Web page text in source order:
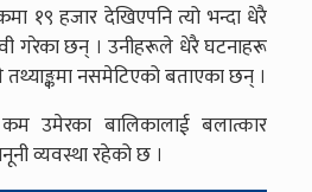
१९ हजार देखिएपनि त्यो भन्दा धेरै
गरेका छन् । उनीहरूले धेरै घटनाहरू
नसमेटिएको बताएका छन् ।
उमेरका बालिकालाई बलात्कार
व्यवस्था रहेको छ ।